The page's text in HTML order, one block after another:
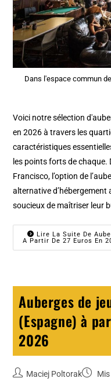
Dans l'espace commun
Voici notre sélection
en 2026 à travers les
caractéristiques
les points forts de chaque.
Francisco, l’option de
alternative
soucieux de maîtriser leur
Lire La Suite De
A Partir De 27 Euros En
Auberges de
(Espagne) à
2026
Maciej Poltorak